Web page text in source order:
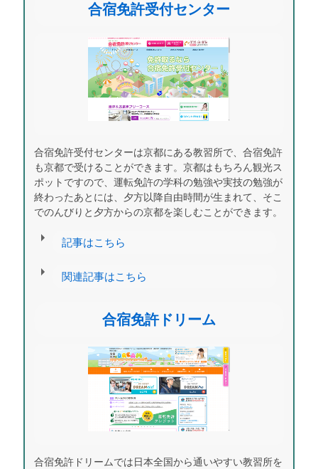
合宿免許受付センター
合宿免許受付センターは京都にある教習所で、合宿免許
も京都で受けることができます。京都はもちろん観光ス
ポットですので、運転免許の学科の勉強や実技の勉強が
終わったあとには、夕方以降自由時間が生まれて、そこ
でのんびりと夕方からの京都を楽しむことができます。
記事はこちら
関連記事はこちら
合宿免許ドリーム
合宿免許ドリームでは日本全国から通いやすい教習所を